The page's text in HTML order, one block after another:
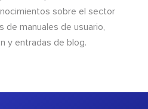
sobre el sector
de manuales de usuario,
y entradas de blog.